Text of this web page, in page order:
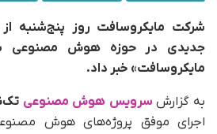
شرکت مایکروسافت روز پنج‌شنبه
جدیدی در حوزه هوش مصنوعی با
مایکروسافت» خبر داد.
به‌ گزارش سرویس هوش مصنوعی
اجرای موفق پروژه‌های هوش